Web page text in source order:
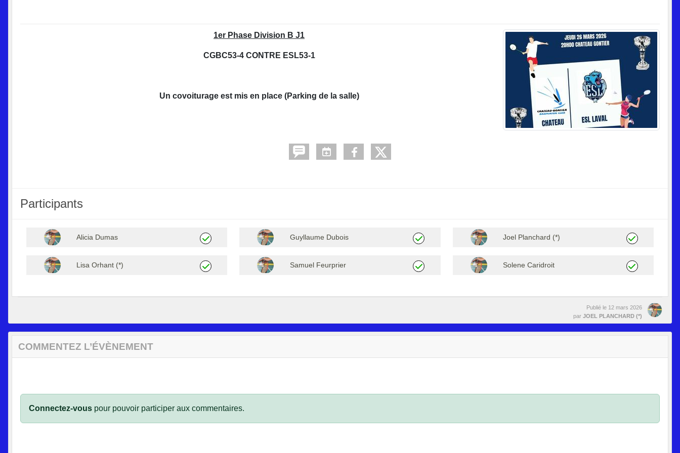
1er Phase Division B J1
CGBC53-4 CONTRE ESL53-1
Un covoiturage est mis en place (Parking de la salle)
Participants
Alicia Dumas Guyllaume Dubois Joel Planchard (*)
Lisa Orhant (*) Samuel Feurprier Solene Caridroit
Publié le 12 mars 2026
par JOEL PLANCHARD (*)
COMMENTEZ L’ÉVÈNEMENT
Connectez-vous pour pouvoir participer aux commentaires.